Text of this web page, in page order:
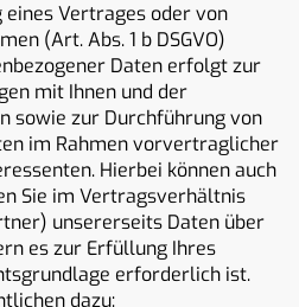
eines Vertrages oder von
(Art. Abs. 1 b DSGVO)
Daten erfolgt zur
mit Ihnen und der
sowie zur Durchführung von
im Rahmen vorvertraglicher
Hierbei können auch
Sie im Vertragsverhältnis
unsererseits Daten über
es zur Erfüllung Ihres
erforderlich ist.
dazu: